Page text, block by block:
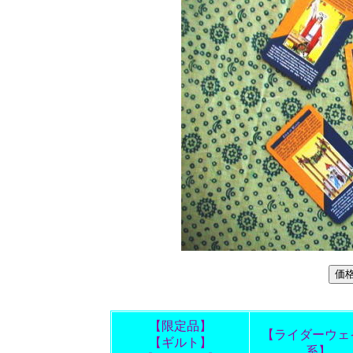
【限定品】
【ギルト】
【ライダーウ